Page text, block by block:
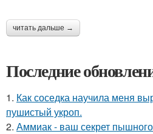
читать дальше →
Последние
1. Как соседка научила меня
пушистый укроп.
2. Аммиак - ваш секрет пышного